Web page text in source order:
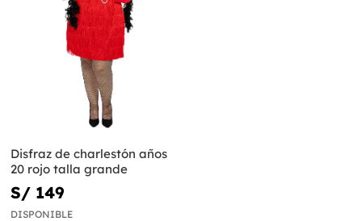
Disfraz de charlestón años
20 rojo talla grande
S/ 149
DISPONIBLE